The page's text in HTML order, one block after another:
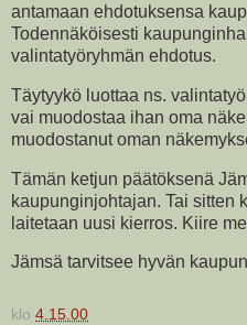
antamaan ehdotuksensa
Todennäköisesti
valintatyöryhmän ehdotus.
Täytyykö luottaa ns.
vai muodostaa ihan oma
muodostanut oman
Tämän ketjun päätöksenä
kaupunginjohtajan. Tai sitten
laitetaan uusi kierros. Kiire
Jämsä tarvitsee hyvän
klo 4.15.00